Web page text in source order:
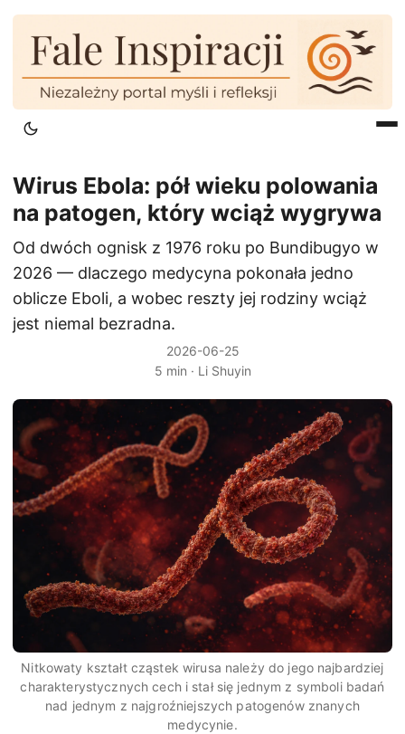
Wirus Ebola: pół wieku polowania
na patogen, który wciąż wygrywa
Od dwóch ognisk z 1976 roku po Bundibugyo w
2026 — dlaczego medycyna pokonała jedno
oblicze Eboli, a wobec reszty jej rodziny wciąż
jest niemal bezradna.
2026-06-25
5 min · Li Shuyin
Nitkowaty kształt cząstek wirusa należy do jego najbardziej
charakterystycznych cech i stał się jednym z symboli badań
nad jednym z najgroźniejszych patogenów znanych
medycynie.